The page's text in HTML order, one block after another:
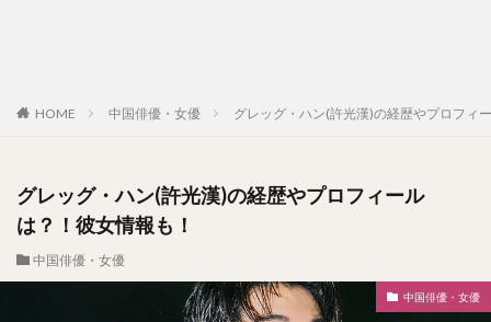
HOME 中国俳優・女優 グレッグ・ハン(許光漢)の経歴やプロフィ
グレッグ・ハン(許光漢)の経歴やプロフィール
は？！彼女情報も！
中国俳優・女優
中国俳優・女優